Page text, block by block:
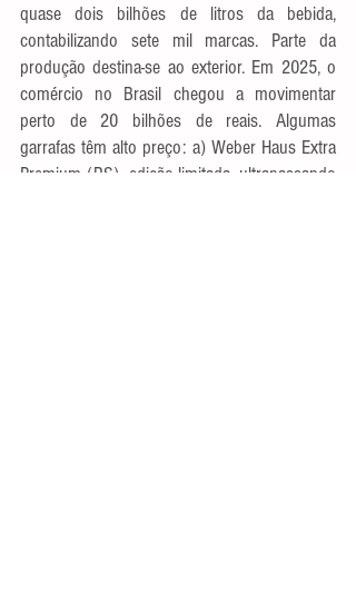
quase dois bilhões de litros da bebida,
contabilizando sete mil marcas. Parte da
produção destina-se ao exterior. Em 2025, o
comércio no Brasil chegou a movimentar
perto de 20 bilhões de reais. Algumas
garrafas têm alto preço: a) Weber Haus Extra
Premium (RS), edição limitada, ultrapassando